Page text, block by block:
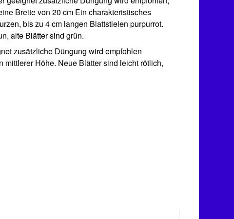
Breite von 20 cm Ein charakteristisches
bis zu 4 cm langen Blattstielen purpurrot.
alte Blätter sind grün.
zusätzliche Düngung wird empfohlen
Höhe. Neue Blätter sind leicht rötlich,